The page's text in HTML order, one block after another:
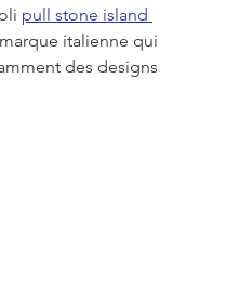
pull stone island
italienne qui
des designs